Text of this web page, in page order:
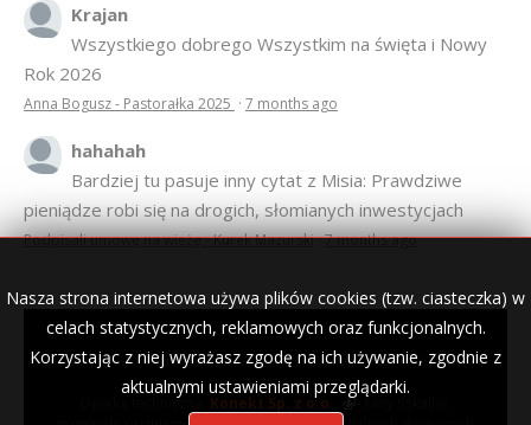
Krajan
Wszystkiego dobrego Wszystkim na święta i Nowy
Rok 2026
Anna Bogusz - Pastorałka 2025 · 7 months ago
hahahah
Bardziej tu pasuje inny cytat z Misia: Prawdziwe
pieniądze robi się na drogich, słomianych inwestycjach
Podpisali umowę na wieżę - Kurek Mazurski·7 months ago
Nasza strona internetowa używa plików cookies (tzw. ciasteczka) w
celach statystycznych, reklamowych oraz funkcjonalnych.
Korzystając z niej wyrażasz zgodę na ich używanie, zgodnie z
aktualnymi ustawieniami przeglądarki.
© 2007–2018 Kurek Mazurski — archiwalne wydania lokalnej
gazety.
Opieka techniczna: Konekt Sp. z o.o.
- kasy fiskalne,